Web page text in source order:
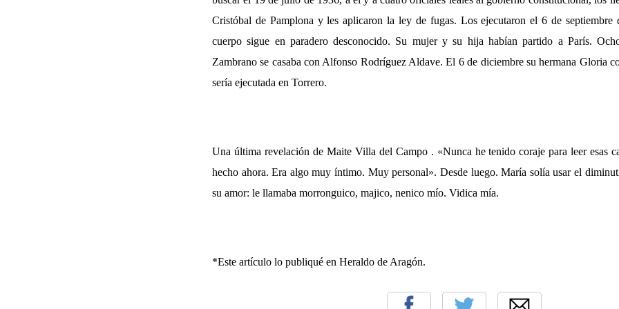
Cristóbal de Pamplona y les aplicaron la ley de fugas. Los ejecutaron el 6 de septiembre
cuerpo sigue en paradero desconocido. Su mujer y su hija habían partido a París.
Zambrano se casaba con Alfonso Rodríguez Aldave. El 6 de diciembre su hermana Gloria
sería ejecutada en Torrero.
Una última revelación de Maite Villa del Campo . «Nunca he tenido coraje para leer esas
hecho ahora. Era algo muy íntimo. Muy personal». Desde luego. María solía usar el
su amor: le llamaba morronguico, majico, nenico mío. Vidica mía.
*Este artículo lo publiqué en Heraldo de Aragón.